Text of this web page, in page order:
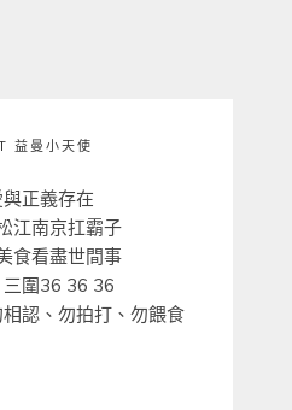
益曼小天使
正義存在
江南京扛霸子
食看盡世間事
圍36 36 36
認、勿拍打、勿餵食